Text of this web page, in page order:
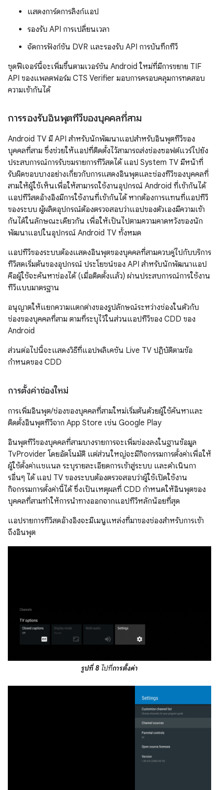
แสดงการ์ดการลิงก์แอป
รองรับ API การเปลี่ยนเวลา
จัดการฟังก์ชัน DVR และรองรับ API การบันทึกทีวี
ชุดฟีเจอร์นี้จะเพิ่มขึ้นตามเวอร์ชัน Android ใหม่ที่มีการขยาย TIF
API ของแพลตฟอร์ม CTS Verifier มอบการครอบคลุมการทดสอบ
ความเข้ากันได้
การรองรับอินพุตทีวีของบุคคลที่สาม
Android TV มี API สําหรับนักพัฒนาแอปสําหรับอินพุตทีวีของ
บุคคลที่สาม ซึ่งช่วยให้แอปที่ติดตั้งไว้สามารถส่งช่องซอฟต์แวร์ไปยัง
ประสบการณ์การรับชมรายการทีวีสดได้ แอป System TV มีหน้าที่
รับผิดชอบบางอย่างเกี่ยวกับการแสดงอินพุตและช่องทีวีของบุคคลที่
สามให้ผู้ใช้เห็นเพื่อให้สามารถใช้งานอุปกรณ์ Android ที่เข้ากันได้
แอปทีวีสดอ้างอิงมีการใช้งานที่เข้ากันได้ หากต้องการแทนที่แอปทีวี
ของระบบ ผู้ผลิตอุปกรณ์ต้องตรวจสอบว่าแอปของตัวเองมีความเข้า
กันได้ในลักษณะเดียวกัน เพื่อให้เป็นไปตามความคาดหวังของนัก
พัฒนาแอปในอุปกรณ์ Android TV ทั้งหมด
แอปทีวีของระบบต้องแสดงอินพุตของบุคคลที่สามควบคู่ไปกับบริการ
ทีวีสดเริ่มต้นของอุปกรณ์ ประโยชน์ของ API สําหรับนักพัฒนาแอป
คือผู้ใช้จะค้นหาช่องได้ (เมื่อติดตั้งแล้ว) ผ่านประสบการณ์การใช้งาน
ทีวีแบบมาตรฐาน
อนุญาตให้แยกความแตกต่างของรูปลักษณ์ระหว่างช่องในตัวกับ
ช่องของบุคคลที่สาม ตามที่ระบุไว้ในส่วนแอปทีวีของ CDD ของ
Android
ส่วนต่อไปนี้จะแสดงวิธีที่แอปพลิเคชัน Live TV ปฏิบัติตามข้อ
กำหนดของ CDD
การตั้งค่าช่องใหม่
การเพิ่มอินพุต/ช่องของบุคคลที่สามใหม่เริ่มต้นด้วยผู้ใช้ค้นหาและ
ติดตั้งอินพุตทีวีจาก App Store เช่น Google Play
อินพุตทีวีของบุคคลที่สามบางรายการจะเพิ่มช่องลงในฐานข้อมูล
TvProvider โดยอัตโนมัติ แต่ส่วนใหญ่จะมีกิจกรรมการตั้งค่าเพื่อให้
ผู้ใช้ตั้งค่าแชแนล ระบุรายละเอียดการเข้าสู่ระบบ และดำเนินกา
รอื่นๆ ได้ แอป TV ของระบบต้องตรวจสอบว่าผู้ใช้เปิดใช้งาน
กิจกรรมการตั้งค่านี้ได้ ซึ่งเป็นเหตุผลที่ CDD กำหนดให้อินพุตของ
บุคคลที่สามทำให้การนำทางออกจากแอปทีวีหลักน้อยที่สุด
แอปรายการทีวีสดอ้างอิงจะมีเมนูแหล่งที่มาของช่องสำหรับการเข้า
ถึงอินพุต
รูปที่ 8 ไปที่การตั้งค่า